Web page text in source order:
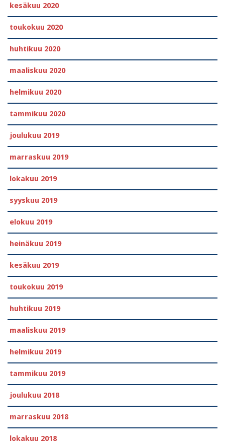
kesäkuu 2020
toukokuu 2020
huhtikuu 2020
maaliskuu 2020
helmikuu 2020
tammikuu 2020
joulukuu 2019
marraskuu 2019
lokakuu 2019
syyskuu 2019
elokuu 2019
heinäkuu 2019
kesäkuu 2019
toukokuu 2019
huhtikuu 2019
maaliskuu 2019
helmikuu 2019
tammikuu 2019
joulukuu 2018
marraskuu 2018
lokakuu 2018